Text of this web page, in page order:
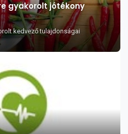
gyakorolt jótékony
kedvező tulajdonságai